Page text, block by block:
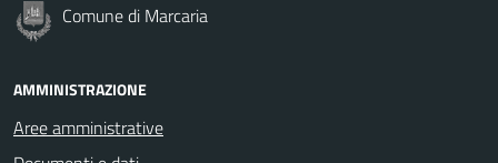
Comune di Marcaria
AMMINISTRAZIONE
Aree amministrative